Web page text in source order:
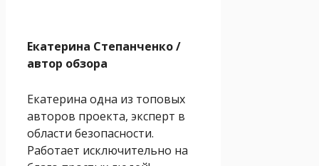
Екатерина Степанченко/
автор обзора
Екатерина одна из топовых
авторов проекта, эксперт в
области безопасности.
Работает исключительно на